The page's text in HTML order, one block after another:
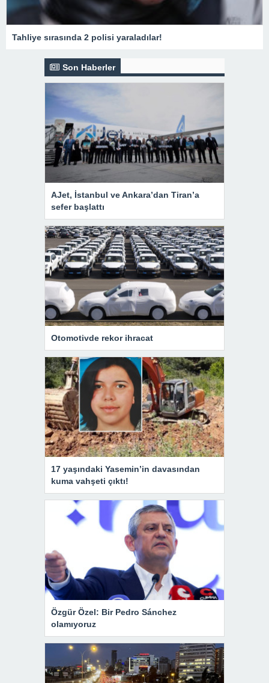
Tahliye sırasında 2 polisi yaraladılar!
Son Haberler
AJet, İstanbul ve Ankara’dan Tiran’a
sefer başlattı
Otomotivde rekor ihracat
17 yaşındaki Yasemin’in davasından
kuma vahşeti çıktı!
Özgür Özel: Bir Pedro Sánchez
olamıyoruz